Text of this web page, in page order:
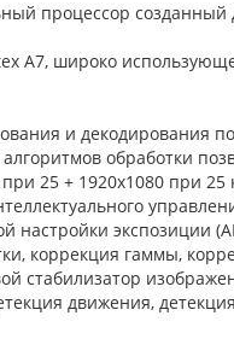
процессор
A7, широко
и декодирования
обработки
25 + 1920x1080 при 25
настройки экспозиции
коррекция гаммы,
стабилизатор
движения,